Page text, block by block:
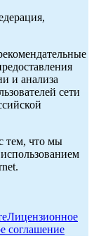
и анализа
сети
тем, что мы
Лицензионное
соглашение